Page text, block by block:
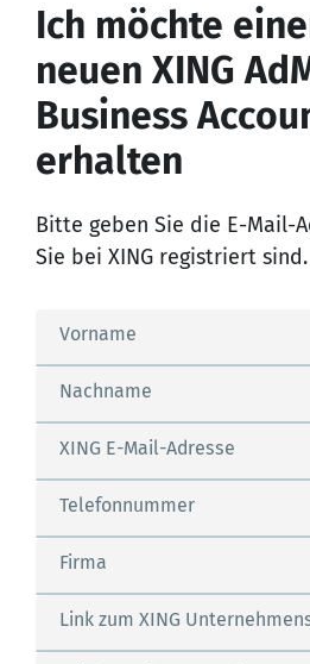
Ich möchte
neuen XING
Business
erhalten
Bitte geben Sie die E-Mail-
Sie bei XING registriert sind.
Vorname
Nachname
XING E-Mail-Adresse
Telefonnummer
Firma
Link zum XING